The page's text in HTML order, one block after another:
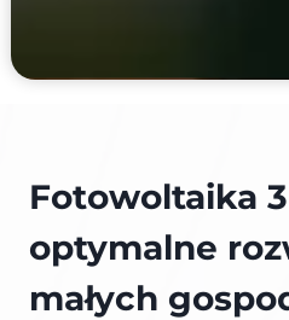
Fotowoltaika
optymalne
małych